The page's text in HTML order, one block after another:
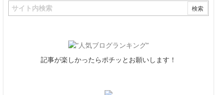
記事が楽しかったらポチッとお願いします！